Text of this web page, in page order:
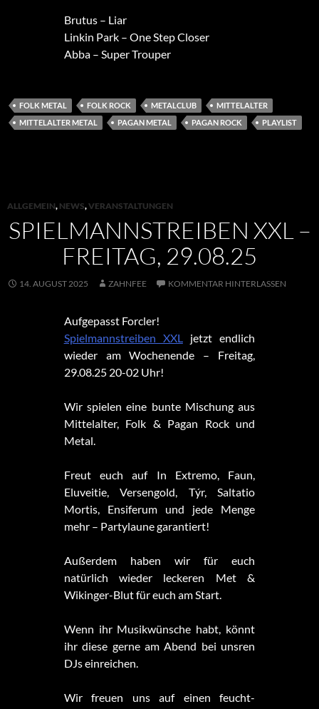
Brutus – Liar
Linkin Park – One Step Closer
Abba – Super Trouper
FOLK METAL FOLK ROCK METALCLUB
MITTELALTER
MITTELALTER METAL
PAGAN METAL PAGAN ROCK PLAYLIST
ALLGEMEIN, NEWS,VERANSTALTUNGEN
SPIELMANNSTREIBEN XXL –
FREITAG, 29.08.25
14. AUGUST 2025 ZAHNFEE KOMMENTAR HINTERLASSEN
Aufgepasst Forcler!
Spielmannstreiben XXLjetzt endlich
wieder am Wochenende – Freitag,
29.08.25 20-02 Uhr!
Wir spielen eine bunte Mischung aus
Mittelalter, Folk & Pagan Rock und
Metal.
Freut euch auf In Extremo, Faun,
Eluveitie, Versengold, Týr, Saltatio
Mortis, Ensiferum und jede Menge
mehr – Partylaune garantiert!
Außerdem haben wir für euch
natürlich wieder leckeren Met &
Wikinger-Blut für euch am Start.
Wenn ihr Musikwünsche habt, könnt
ihr diese gerne am Abend bei unsren
DJs einreichen.
Wir freuen uns auf einen feucht-